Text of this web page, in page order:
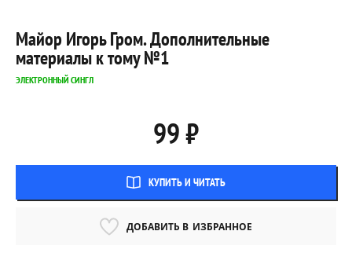
Майор Игорь Гром. Дополнительные
материалы к тому №1
ЭЛЕКТРОННЫЙ СИНГЛ
99 ₽
КУПИТЬ И ЧИТАТЬ
ДОБАВИТЬ В ИЗБРАННОЕ